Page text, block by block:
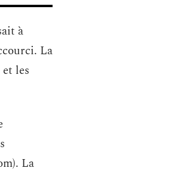
à
La
les
La